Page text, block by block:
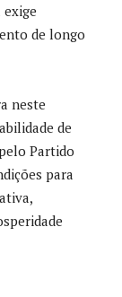
de longo
neste
de
Partido
para